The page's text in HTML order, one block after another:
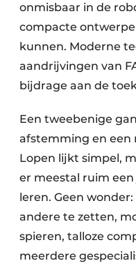
onmisbaar in de
compacte
kunnen. Moderne
aandrijvingen van
bijdrage aan de
Een tweebenige
afstemming en een
Lopen lijkt simpel,
er meestal ruim
leren. Geen
andere te zetten,
spieren, talloze
meerdere